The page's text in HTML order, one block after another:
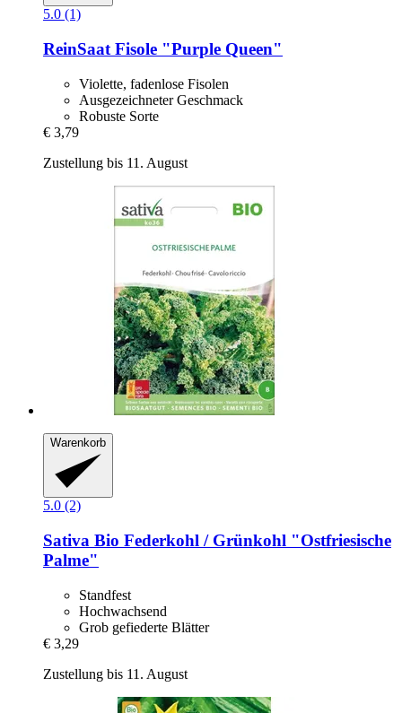
5.0 (1)
ReinSaat Fisole "Purple Queen"
Violette, fadenlose Fisolen
Ausgezeichneter Geschmack
Robuste Sorte
€ 3,79
Zustellung bis 11. August
Warenkorb
5.0 (2)
Sativa Bio Federkohl / Grünkohl "Ostfriesische
Palme"
Standfest
Hochwachsend
Grob gefiederte Blätter
€ 3,29
Zustellung bis 11. August